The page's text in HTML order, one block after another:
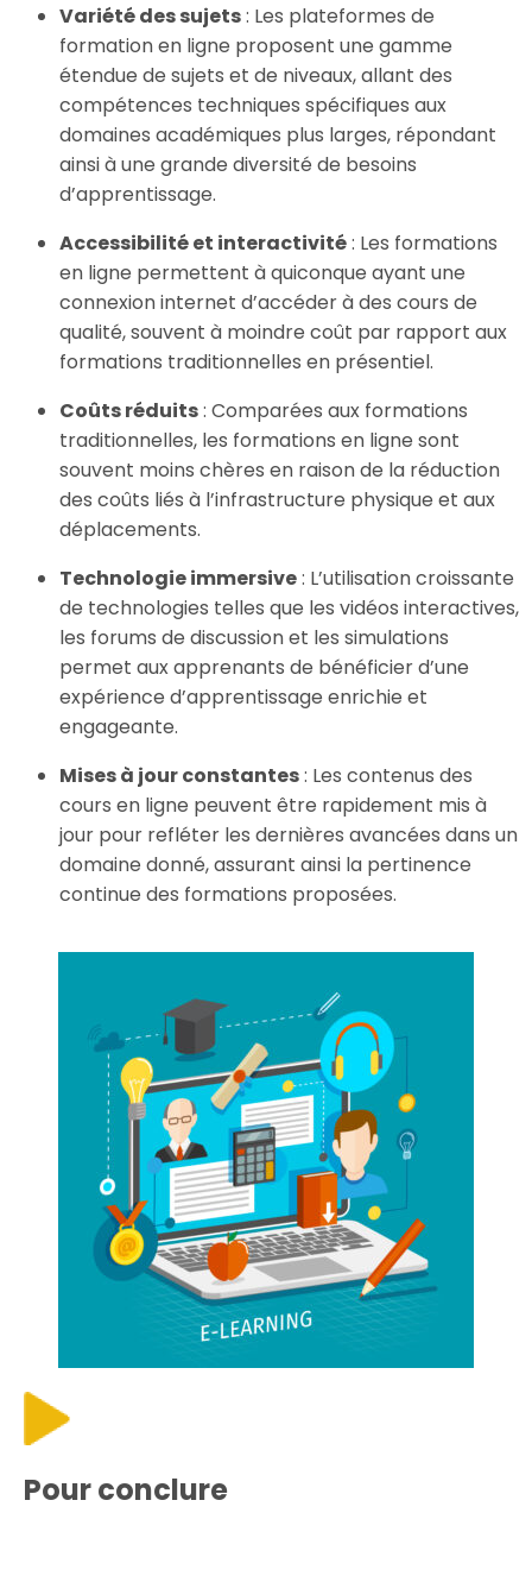
Variété des sujets: Les plateformes de
formation en ligne proposent une gamme
étendue de sujets et de niveaux, allant des
compétences techniques spécifiques aux
domaines académiques plus larges, répondant
ainsi à une grande diversité de besoins
d’apprentissage.
Accessibilité et interactivité: Les formations
en ligne permettent à quiconque ayant une
connexion internet d’accéder à des cours de
qualité, souvent à moindre coût par rapport aux
formations traditionnelles en présentiel.
Coûts réduits: Comparées aux formations
traditionnelles, les formations en ligne sont
souvent moins chères en raison de la réduction
des coûts liés à l’infrastructure physique et aux
déplacements.
Technologie immersive: L’utilisation croissante
de technologies telles que les vidéos interactives,
les forums de discussion et les simulations
permet aux apprenants de bénéficier d’une
expérience d’apprentissage enrichie et
engageante.
Mises à jour constantes: Les contenus des
cours en ligne peuvent être rapidement mis à
jour pour refléter les dernières avancées dans un
domaine donné, assurant ainsi la pertinence
continue des formations proposées.
Pour conclure